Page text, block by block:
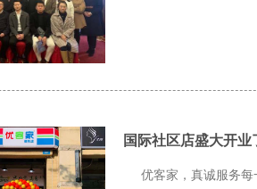
国际社区店盛大开
优客家，真诚服务每